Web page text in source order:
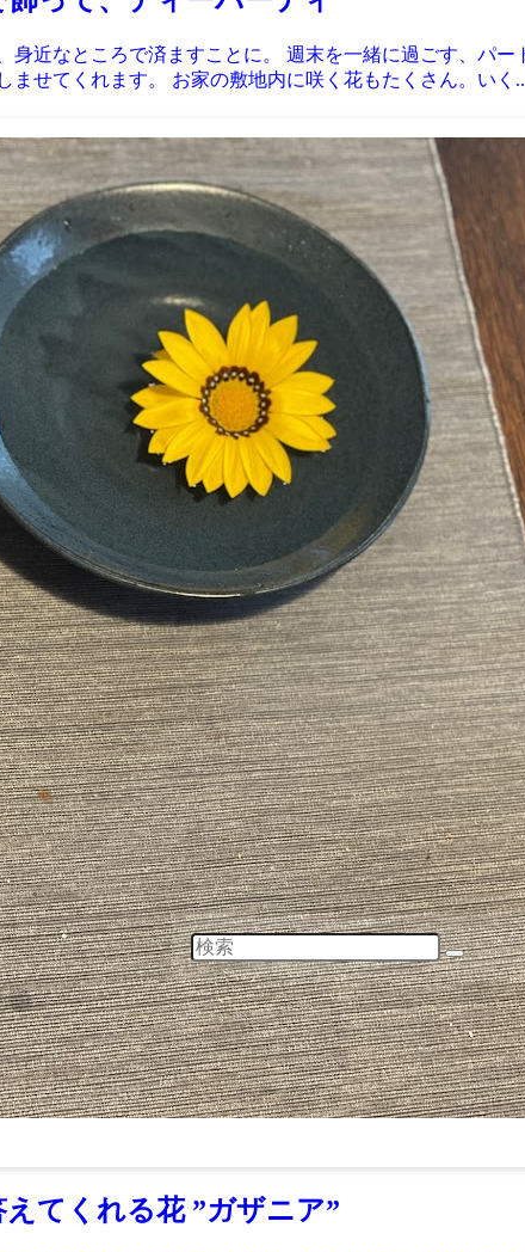
身近なところで済ますことに。 週末を一緒に過ごす、パ
ませてくれます。 お家の敷地内に咲く花もたくさん。いく
てくれる花 ”ガザニア”